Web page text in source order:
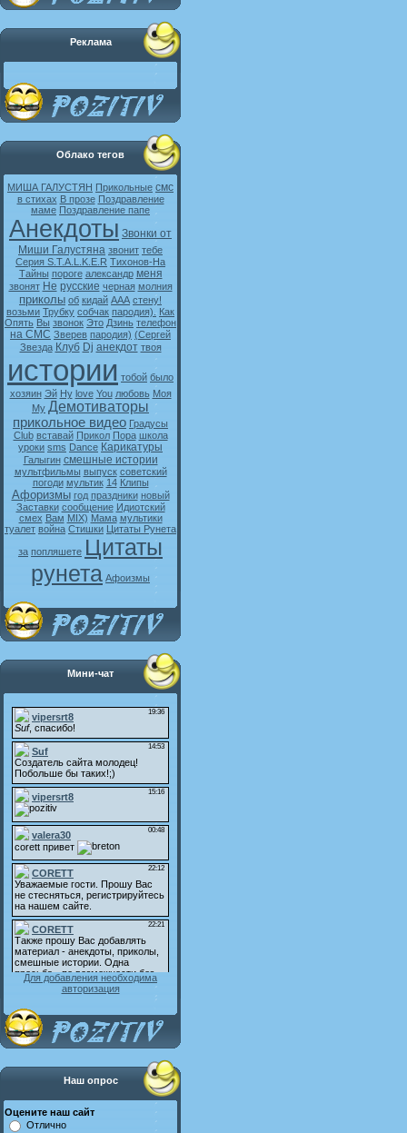
Реклама
Облако тегов
МИША ГАЛУСТЯН Прикольные смс
в стихах В прозе Поздравление
маме Поздравление папе
Анекдоты Звонки от
Миши Галустяна звонит тебе
Серия S.T.A.L.K.E.R Тихонов-На
Тайны пороге александр меня
звонят Не русские черная молния
приколы об кидай ААА стену!
возьми Трубку собчак пародия). Как
Опять Вы звонок Это Дзинь телефон
на СМС Зверев пародия) (Сергей
Звезда Клуб Dj анекдот твоя
истории тобой было
хозяин Эй Ну love You любовь Моя
My Демотиваторы
прикольное видео Градусы
Club вставай Прикол Пора школа
уроки sms Dance Карикатуры
Галыгин смешные истории
мультфильмы выпуск советский
погоди мультик 14 Клипы
Афоризмы год праздники новый
Заставки сообщение Идиотский
смех Вам MIX) Мама мультики
туалет война Стишки Цитаты Рунета
за попляшете Цитаты
рунета Афоизмы
Мини-чат
Для добавления необходима
авторизация
Наш опрос
Оцените наш сайт
Отлично